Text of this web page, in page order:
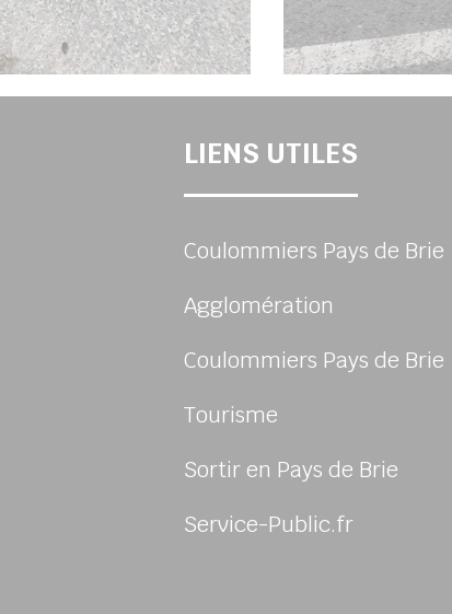
Facebook
sur Instagram
nous sur Twitter
nous sur Youtube
LIENS UTILES
Coulommiers Pays de Brie
Agglomération
Coulommiers Pays de Brie
Tourisme
Sortir en Pays de Brie
Service-Public.fr